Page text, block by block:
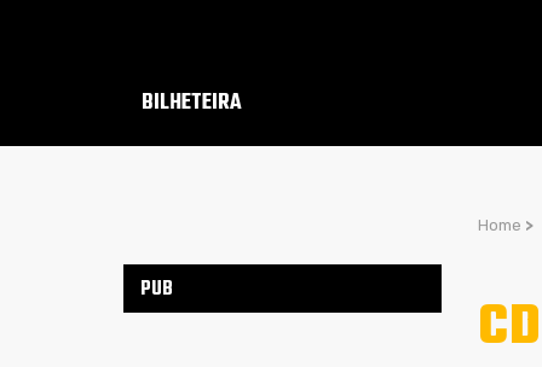
BILHETEIRA
Home >
PUB